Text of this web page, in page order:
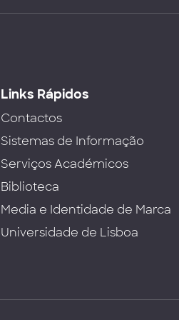
Links Rápidos
Contactos
Sistemas de Informação
Serviços Académicos
Biblioteca
Media e Identidade de Marca
Universidade de Lisboa